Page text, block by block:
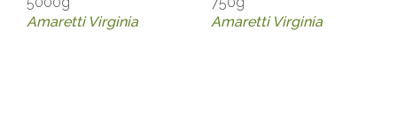
Amaretti Virginia
Amaretti Virginia